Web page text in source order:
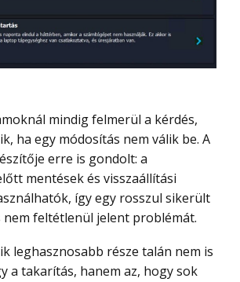
ha egy módosítás nem válik be. A
erre is gondolt: a
mentések és visszaállítási
így egy rosszul sikerült
feltétlenül jelent problémát.
a takarítás, hanem az, hogy sok